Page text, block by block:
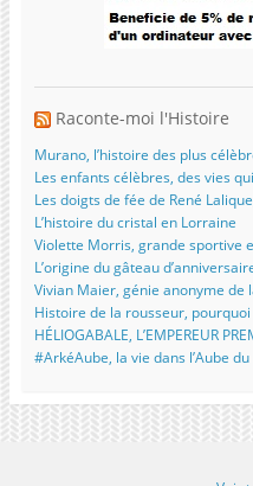
Raconte-moi l'Histoire
Murano, l’histoire des plus
Les enfants célèbres, des vies
Les doigts de fée de René
L’histoire du cristal en Lorraine
Violette Morris, grande sportive
L’origine du gâteau
Vivian Maier, génie anonyme de
Histoire de la rousseur,
HÉLIOGABALE, L’EMPEREUR
#ArkéAube, la vie dans l’Aube